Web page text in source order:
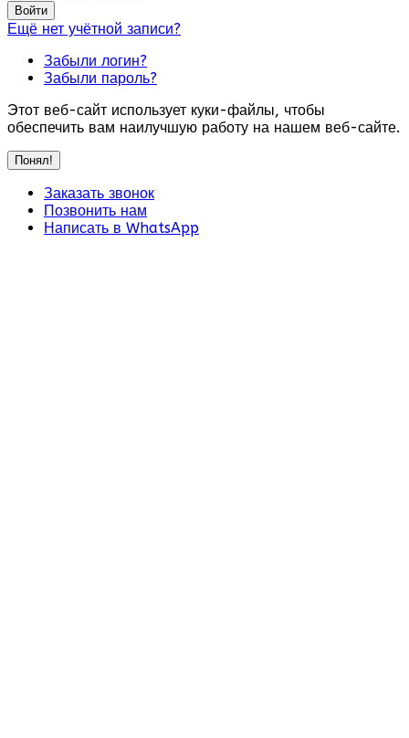
Войти
Ещё нет учётной записи?
Забыли логин?
Забыли пароль?
Этот веб-сайт использует куки-файлы, чтобы
обеспечить вам наилучшую работу на нашем веб-сайте.
Понял!
Заказать звонок
Позвонить нам
Написать в WhatsApp